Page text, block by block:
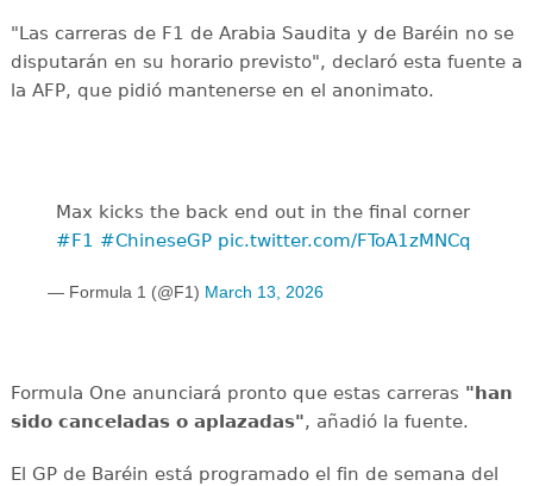
"Las carreras de F1 de Arabia Saudita y de Baréin no se
disputarán en su horario previsto", declaró esta fuente a
la AFP, que pidió mantenerse en el anonimato.
Max kicks the back end out in the final corner
#F1 #ChineseGP pic.twitter.com/FToA1zMNCq
— Formula 1 (@F1) March 13, 2026
Formula One anunciará pronto que estas carreras "han
sido canceladas o aplazadas", añadió la fuente.
El GP de Baréin está programado el fin de semana del